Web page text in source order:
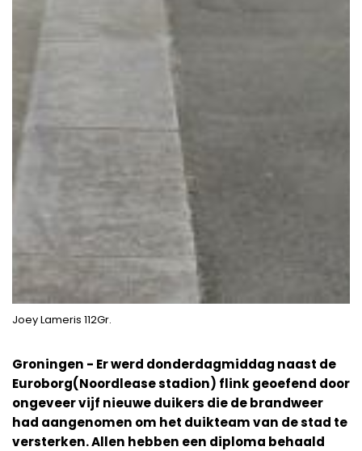
Joey Lameris 112Gr.
Groningen - Er werd donderdagmiddag naast de
Euroborg(Noordlease stadion) flink geoefend door
ongeveer vijf nieuwe duikers die de brandweer
had aangenomen om het duikteam van de stad te
versterken. Allen hebben een diploma behaald